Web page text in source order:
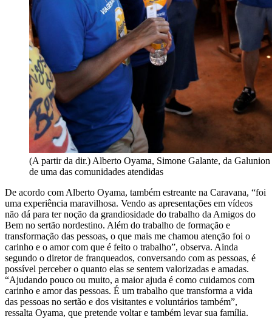
(A partir da dir.) Alberto Oyama, Simone Galante, da
de uma das comunidades atendidas
De acordo com Alberto Oyama, também estreante na Caravana, “foi
uma experiência maravilhosa. Vendo as apresentações em vídeos
não dá para ter noção da grandiosidade do trabalho da Amigos do
Bem no sertão nordestino. Além do trabalho de formação e
transformação das pessoas, o que mais me chamou atenção foi o
carinho e o amor com que é feito o trabalho”, observa. Ainda
segundo o diretor de franqueados, conversando com as pessoas, é
possível perceber o quanto elas se sentem valorizadas e amadas.
“Ajudando pouco ou muito, a maior ajuda é como cuidamos com
carinho e amor das pessoas. É um trabalho que transforma a vida
das pessoas no sertão e dos visitantes e voluntários também”,
ressalta Oyama, que pretende voltar e também levar sua família.